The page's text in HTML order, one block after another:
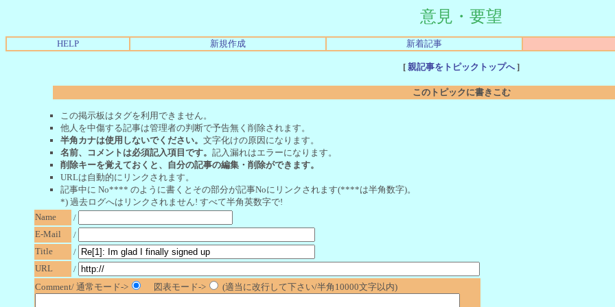
意見・要望
HELP 新規作成 新着記事
[ 親記事をトピックトップへ]
このトピックに書きこむ
この掲示板はタグを利用できません。
他人を中傷する記事は管理者の判断で予告無く削除されます。
半角カナは使用しないでください。 文字化けの原因になります。
名前、コメントは必須記入項目です。 記入漏れはエラーになります。
削除キーを覚えておくと、自分の記事の編集・削除ができます。
URLは自動的にリンクされます。
記事中に No**** のように書くとその部分が記事Noにリンクされます(****は半角数字)。
*) 過去ログへはリンクされません! すべて半角英数字で!
Name
/
E-Mail
/
Title
/
URL
/
Comment/ 通常モード->
図表モード-> (適当に改行して下さい/半角10000文字以内)